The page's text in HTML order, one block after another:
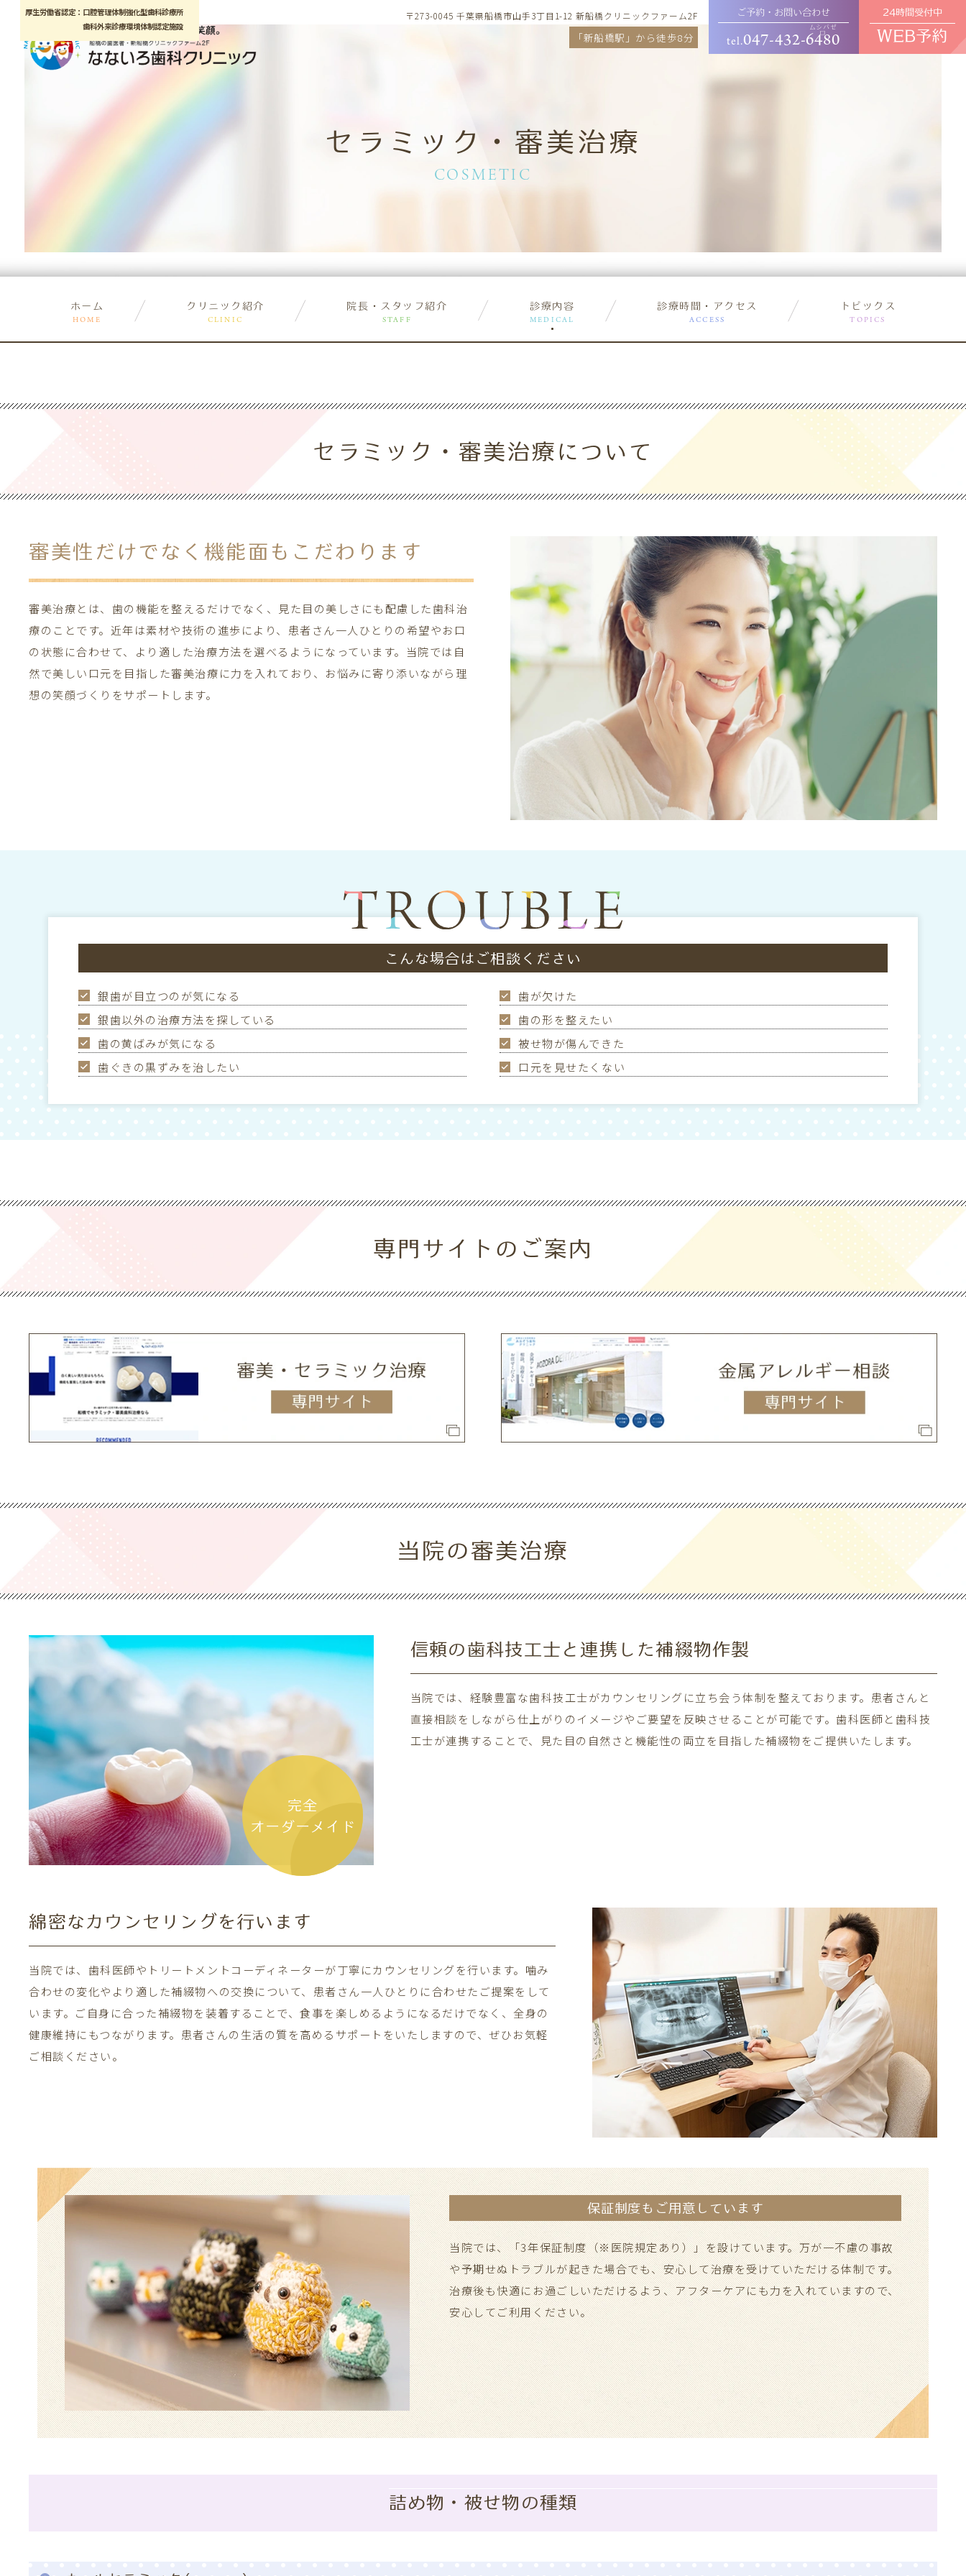
厚生労働省認定：口腔管理体制強化型歯科診療所
歯科外来診療環境体制認定施設
ご予約・お問い合わせ
tel.047-432-6480
ムシバゼ
ロ
24時間受付中
WEB予約
〒273-0045 千葉県船橋市山手3丁目1-12 新船橋クリニックファーム2F
「新船橋駅」から徒歩8分
セラミック・審美治療
COSMETIC
ホーム
HOME
クリニック紹介
CLINIC
院長・スタッフ紹介
STAFF
診療内容
MEDICAL
診療時間・アクセス
ACCESS
トピックス
TOPICS
根管治療
小児歯科 入れ歯
ホワイトニング
一般歯科
セラミック・審美治療
根管治療
セラミック・審美治療について
審美性だけでなく 機能面もこだわります
審美治療とは、歯の機能を整えるだけでなく、見た目の美しさにも配慮した歯科治
療のことです。近年は素材や技術の進歩により、患者さん一人ひとりの希望やお口
の状態に合わせて、より適した治療方法を選べるようになっています。当院では自
然で美しい口元を目指した審美治療に力を入れており、お悩みに寄り添いながら理
想の笑顔づくりをサポートします。
こんな場合はご相談ください
銀歯が目立つのが気になる
歯が欠けた
銀歯以外の治療方法を探している
歯の形を整えたい
歯の黄ばみが気になる
被せ物が傷んできた
歯ぐきの黒ずみを治したい
口元を見せたくない
専門サイトのご案内
当院の審美治療
完全
オーダーメイド
信頼の歯科技工士と 連携した補綴物作製
当院では、経験豊富な歯科技工士がカウンセリングに立ち会う体制を整えております。患者さんと
直接相談をしながら仕上がりのイメージやご要望を反映させることが可能です。歯科医師と歯科技
工士が連携することで、見た目の自然さと機能性の両立を目指した補綴物をご提供いたします。
綿密なカウンセリングを行います
当院では、歯科医師やトリートメントコーディネーターが丁寧にカウンセリングを行います。噛み
合わせの変化やより適した補綴物への交換について、患者さん一人ひとりに合わせたご提案をして
います。ご自身に合った補綴物を装着することで、食事を楽しめるようになるだけでなく、全身の
健康維持にもつながります。患者さんの生活の質を高めるサポートをいたしますので、ぜひお気軽
ご相談ください。
保証制度もご用意しています
当院では、「3年保証制度（※医院規定あり）」を設けています。万が一不慮の事故
や予期せぬトラブルが起きた場合でも、安心して治療を受けていただける体制です。
治療後も快適にお過ごしいただけるよう、アフターケアにも力を入れていますので、
安心してご利用ください。
詰め物・被せ物の種類